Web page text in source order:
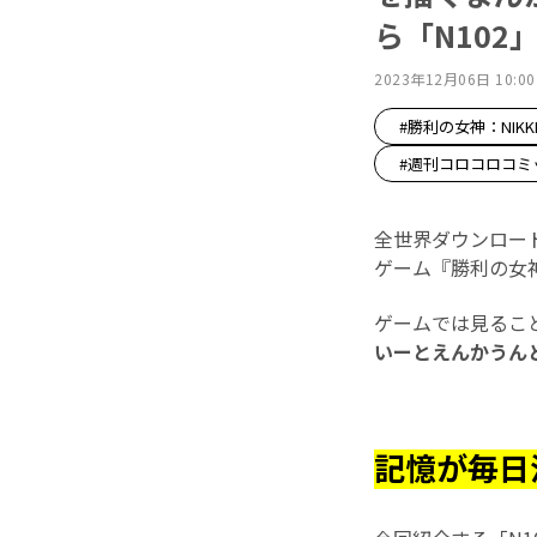
ら「N102
2023年12月06日 10:00
#勝利の女神：
#週刊コロコロコミ
全世界ダウンロ
ゲーム『勝利の女
ゲームでは見るこ
いーとえんかうん
記憶が毎